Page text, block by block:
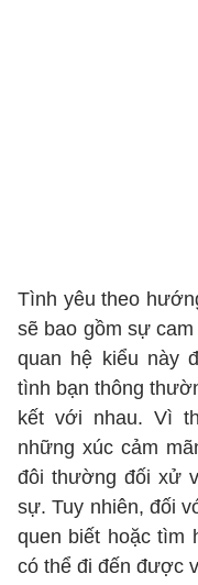
Tình yêu theo
sẽ bao gồm sự
quan hệ kiểu này
tình bạn thông
kết với nhau. Vì
những xúc cảm
đôi thường đối xử
sự. Tuy nhiên, đối
quen biết hoặc tìm
có thể đi đến được